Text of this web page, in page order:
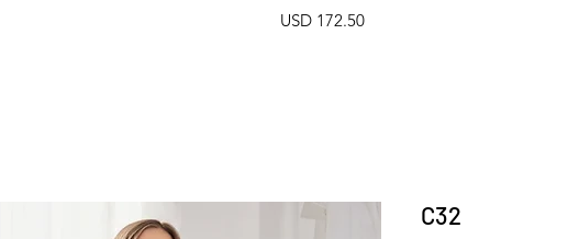
C32
Precio
USD 172.50